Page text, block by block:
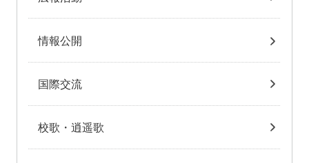
情報公開
国際交流
校歌・逍遥歌